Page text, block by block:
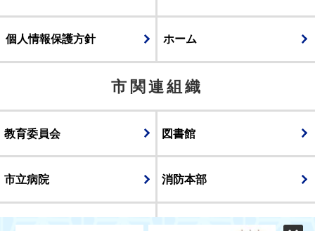
個人情報保護方針 ホーム
市関連組織
教育委員会 図書館
市立病院 消防本部
議会